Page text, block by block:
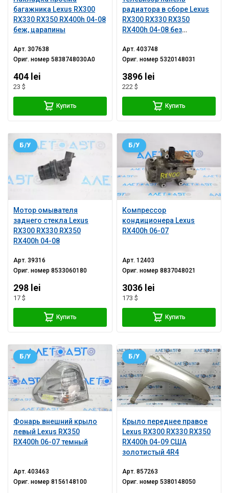
багажника Lexus RX300
RX330 RX350 RX400h 04-08
беж, царапины
Арт.307638
Ориг. номер5838748030A0
404 lei
23 $
Купить
радиатора в сборе Lexus
RX300 RX330 RX350
RX400h 04-08 без
Арт.403748
Ориг. номер5320148031
3896 lei
222 $
Купить
Мотор омывателя
заднего стекла Lexus
RX300 RX330 RX350
RX400h 04-08
Б/У
Арт.39316
Ориг. номер8533060180
298 lei
17 $
Купить
Компрессор
кондиционера Lexus
RX400h 06-07
Б/У
Арт.12403
Ориг. номер8837048021
3036 lei
173 $
Купить
Фонарь внешний крыло
левый Lexus RX350
RX400h 06-07 темный
Б/У
Арт.403463
Ориг. номер8156148100
Крыло переднее правое
Lexus RX300 RX330 RX350
RX400h 04-09 США
золотистый 4R4
Б/У
Арт.857263
Ориг. номер5380148050